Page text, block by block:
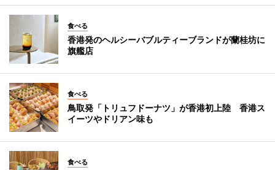
食べる
香港発のヘルシーバブルティーブランドが蘭桂坊に
旗艦店
食べる
鳥取発「トリュフドーナツ」が香港初上陸 香港ス
イーツやドリアン味も
食べる